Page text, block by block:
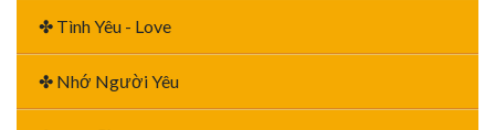
✤ Tình Yêu - Love
✤ Nhớ Người Yêu